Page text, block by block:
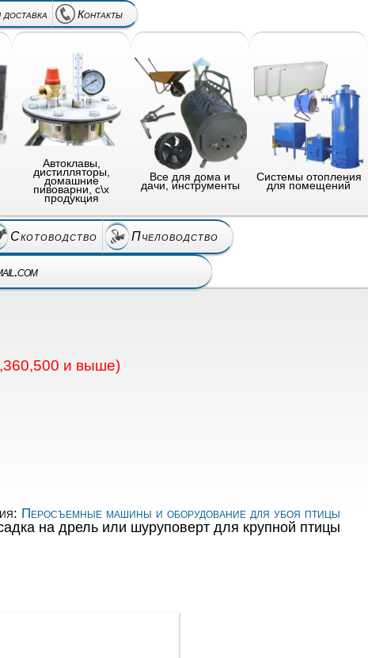
Контакты
Автоклавы,
дистилляторы,
домашние
пивоварни, с\х
продукция
Все для дома и
дачи, инструменты
Системы отопления
для помещений
Скотоводство Пчеловодство
и выше)
Перосъемные машины и оборудование для убоя птицы
на дрель или шуруповерт для крупной птицы